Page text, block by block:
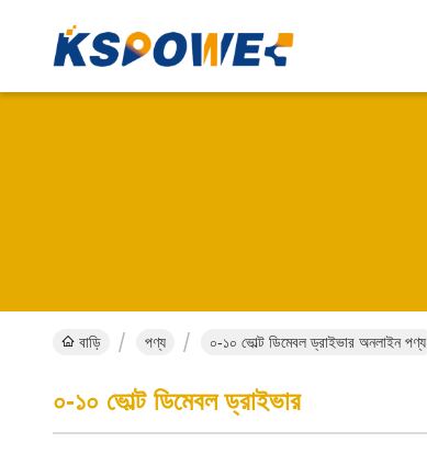
বাড়ি পণ্য ০-১০ ভোল্ট ডিমেবল ড্রাইভার অনলাইন পণ্য
০-১০ ভোল্ট ডিমেবল ড্রাইভার